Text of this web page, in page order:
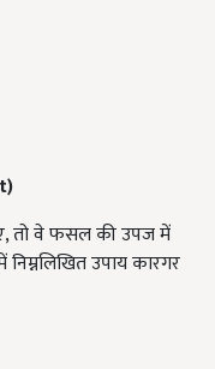
तो वे फसल की उपज में
उपाय कारगर